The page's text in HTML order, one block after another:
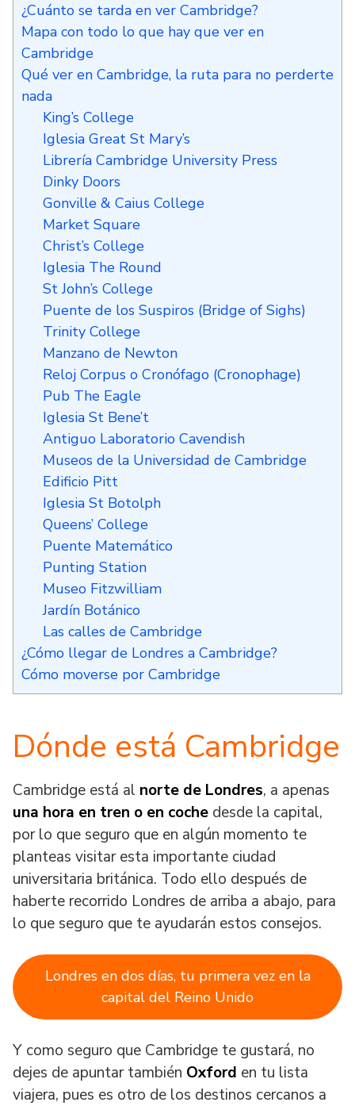
¿Cuánto se tarda en ver Cambridge?
Mapa con todo lo que hay que ver en
Cambridge
Qué ver en Cambridge, la ruta para no perderte
nada
King’s College
Iglesia Great St Mary’s
Librería Cambridge University Press
Dinky Doors
Gonville & Caius College
Market Square
Christ’s College
Iglesia The Round
St John’s College
Puente de los Suspiros (Bridge of Sighs)
Trinity College
Manzano de Newton
Reloj Corpus o Cronófago (Cronophage)
Pub The Eagle
Iglesia St Bene’t
Antiguo Laboratorio Cavendish
Museos de la Universidad de Cambridge
Edificio Pitt
Iglesia St Botolph
Queens’ College
Puente Matemático
Punting Station
Museo Fitzwilliam
Jardín Botánico
Las calles de Cambridge
¿Cómo llegar de Londres a Cambridge?
Cómo moverse por Cambridge
Dónde está Cambridge
Cambridge está al norte de Londres, a apenas
una hora en tren o en coche desde la capital,
por lo que seguro que en algún momento te
planteas visitar esta importante ciudad
universitaria británica. Todo ello después de
haberte recorrido Londres de arriba a abajo, para
lo que seguro que te ayudarán estos consejos.
Londres en dos días, tu primera vez en la
capital del Reino Unido
Y como seguro que Cambridge te gustará, no
dejes de apuntar también Oxford en tu lista
viajera, pues es otro de los destinos cercanos a